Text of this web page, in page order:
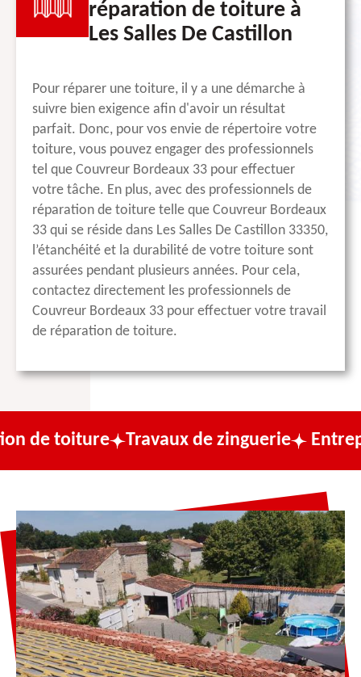
réparation de toiture à
Les Salles De Castillon
Pour réparer une toiture, il y a une démarche à
suivre bien exigence afin d'avoir un résultat
parfait. Donc, pour vos envie de répertoire votre
toiture, vous pouvez engager des professionnels
tel que Couvreur Bordeaux 33 pour effectuer
votre tâche. En plus, avec des professionnels de
réparation de toiture telle que Couvreur Bordeaux
33 qui se réside dans Les Salles De Castillon 33350,
l’étanchéité et la durabilité de votre toiture sont
assurées pendant plusieurs années. Pour cela,
contactez directement les professionnels de
Couvreur Bordeaux 33 pour effectuer votre travail
de réparation de toiture.
Travaux de zinguerie Entreprise de